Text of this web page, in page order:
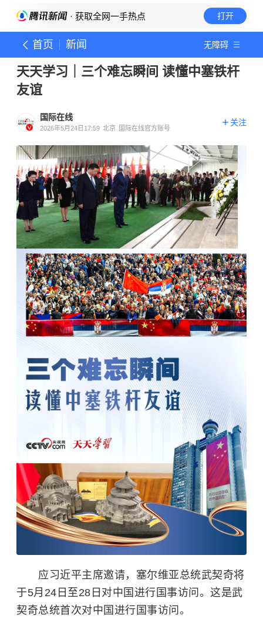
· 获取全网一手热点 打开
首页 新闻 无障碍
天天学习｜三个难忘瞬间 读懂中塞铁杆
友谊
国际在线
2026年5月24日17:59 北京 国际在线官方账号
关注
应习近平主席邀请，塞尔维亚总统武契奇将
于5月24日至28日对中国进行国事访问。这是武
契奇总统首次对中国进行国事访问。